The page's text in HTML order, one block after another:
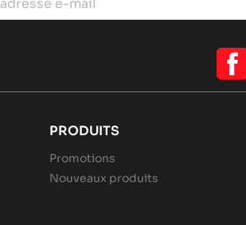
PRODUITS
Promotions
Nouveaux produits